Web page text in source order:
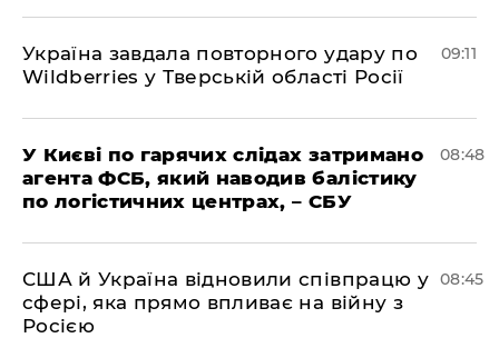
Україна завдала повторного удару по
Wildberries у Тверській області Росії
09:11
У Києві по гарячих слідах затримано
агента ФСБ, який наводив балістику
по логістичних центрах, – СБУ
08:48
США й Україна відновили співпрацю у
сфері, яка прямо впливає на війну з
Росією
08:45